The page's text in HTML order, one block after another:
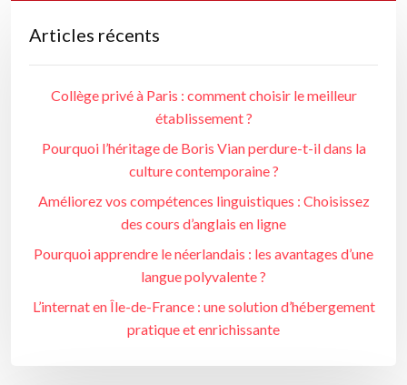
Articles récents
Collège privé à Paris : comment choisir le meilleur
établissement ?
Pourquoi l’héritage de Boris Vian perdure-t-il dans la
culture contemporaine ?
Améliorez vos compétences linguistiques : Choisissez
des cours d’anglais en ligne
Pourquoi apprendre le néerlandais : les avantages d’une
langue polyvalente ?
L’internat en Île-de-France : une solution d’hébergement
pratique et enrichissante